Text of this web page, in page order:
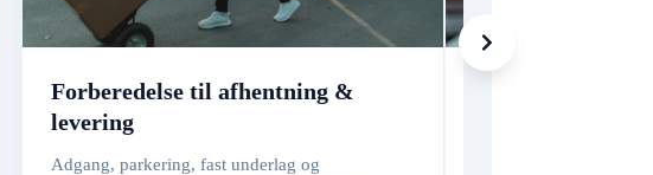
Forberedelse til afhentning &
levering
Adgang, parkering, fast underlag og